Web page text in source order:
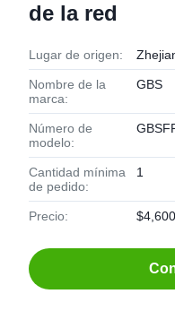
de la red
Lugar de origen:
Nombre de la
marca:
GBS
Número de
modelo:
Cantidad mínima
de pedido:
1
Precio: